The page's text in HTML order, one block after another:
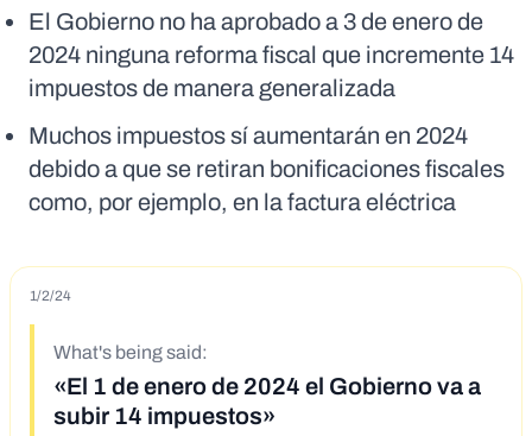
El Gobierno no ha aprobado a 3 de enero de
2024 ninguna reforma fiscal que incremente 14
impuestos de manera generalizada
Muchos impuestos sí aumentarán en 2024
debido a que se retiran bonificaciones fiscales
como, por ejemplo, en la factura eléctrica
1/2/24
What's being said:
«El 1 de enero de 2024 el Gobierno va a
subir 14 impuestos»